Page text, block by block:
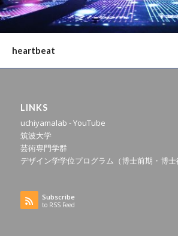
heartbeat
LINKS
uchiyamalab - YouTube
筑波大学
芸術専門学群
デザイン学学位プログラム（博士前期・博士
Subscribe
to RSS Feed